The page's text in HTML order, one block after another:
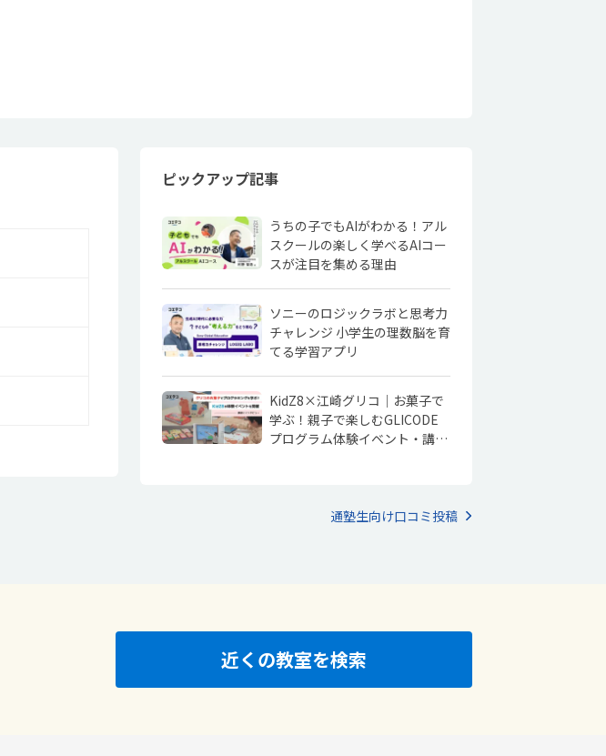
ピックアップ記事
うちの子でもAIがわかる！アル
スクールの楽しく学べるAIコー
スが注目を集める理由
ソニーのロジックラボと思考力
チャレンジ 小学生の理数脳を育
てる学習アプリ
KidZ8×江崎グリコ｜お菓子で
学ぶ！親子で楽しむGLICODE
プログラム体験イベント・講師
通塾生向け口コミ投稿
近くの教室を検索